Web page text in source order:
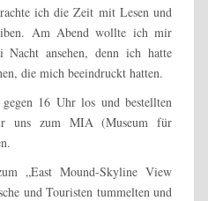
ich die Zeit mit Lesen und
Am Abend wollte ich mir
ansehen, denn ich hatte
die mich beeindruckt hatten.
16 Uhr los und bestellten
uns zum MIA (Museum für
„East Mound-Skyline View
und Touristen tummelten und